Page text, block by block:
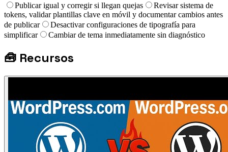
Publicar igual y corregir si llegan quejas
Revisar sistema de
tokens, validar plantillas clave en móvil y documentar cambios antes
de publicar
Desactivar configuraciones de tipografía para
simplificar
Cambiar de tema inmediatamente sin diagnóstico
🧰 Recursos